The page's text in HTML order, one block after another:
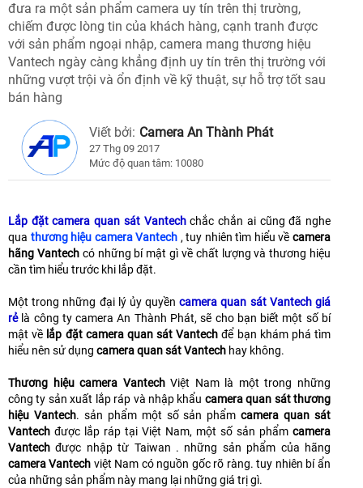
đưa ra một sản phẩm camera uy tín trên thị trường,
chiếm được lòng tin của khách hàng, cạnh tranh được
với sản phẩm ngoại nhập, camera mang thương hiệu
Vantech ngày càng khẳng định uy tín trên thị trường với
những vượt trội và ổn định về kỹ thuật, sự hỗ trợ tốt sau
bán hàng
Viết bởi: Camera An Thành Phát
27 Thg 09 2017
Mức độ quan tâm: 10080
Lắp đặt camera quan sát Vantechchắc chắn ai cũng đã nghe
qua thương hiệu camera Vantech , tuy nhiên tìm hiểu vềcamera
hãng Vantechcó những bí mật gì về chất lượng và thương hiệu
cần tìm hiểu trước khi lắp đặt.
Một trong những đại lý ủy quyềncamera quan sát Vantech giá
rẻlà công ty camera An Thành Phát, sẽ cho bạn biết một số bí
mật về lắp đặt camera quan sát Vantech để bạn khám phá tìm
hiểu nên sử dụng camera quan sát Vantech hay không.
Thương hiệu camera VantechViệt Nam là một trong những
công ty sản xuất lắp ráp và nhập khẩu camera quan sát thương
hiệu Vantech. sản phẩm một số sản phẩm camera quan sát
Vantech được lắp ráp tại Việt Nam, một số sản phẩm camera
Vantech được nhập từ Taiwan . những sản phẩm của hãng
camera Vantech việt Nam có nguồn gốc rõ ràng. tuy nhiên bí ẩn
của những sản phẩm này mang lại những giá trị gì.